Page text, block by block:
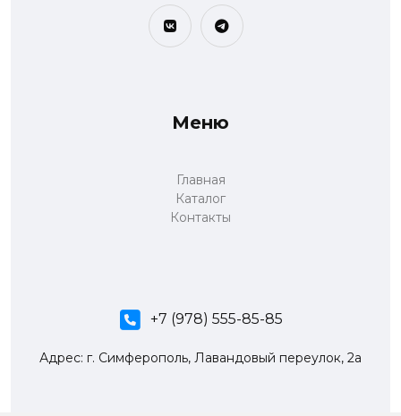
Меню
Главная
Каталог
Контакты
+7 (978) 555-85-85
Адрес: г. Симферополь, Лавандовый переулок, 2а